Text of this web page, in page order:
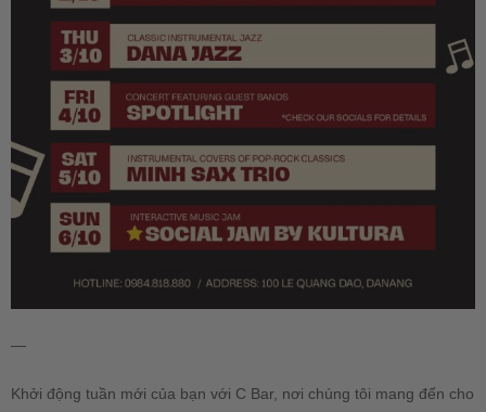
—
Khởi động tuần mới của bạn với C Bar, nơi chúng tôi mang đến cho